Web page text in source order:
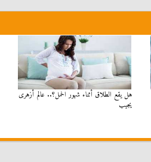
هل يقع الطلاق أثناء شهور الحمل؟.. عالم أزهرى
يجيب